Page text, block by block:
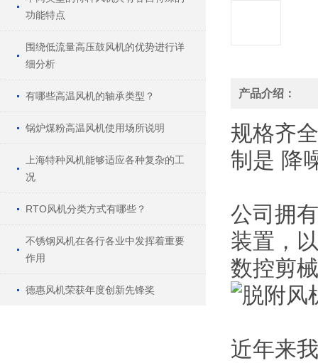
功能特点
围绕低流量高压鼓风机的优势进行详
细分析
有哪些高温风机的轴承类型？
锅炉煤粉高温风机使用场所说明
上海特种风机能够适应各种复杂的工
况
RTO风机分类方式有哪些？
不锈钢风机在各行各业中发挥着重要
作用
德惠风机荣获年度创新先锋奖
产品介绍：
规格齐全
制 是 降
公司拥
装置，
数控剪
近年来